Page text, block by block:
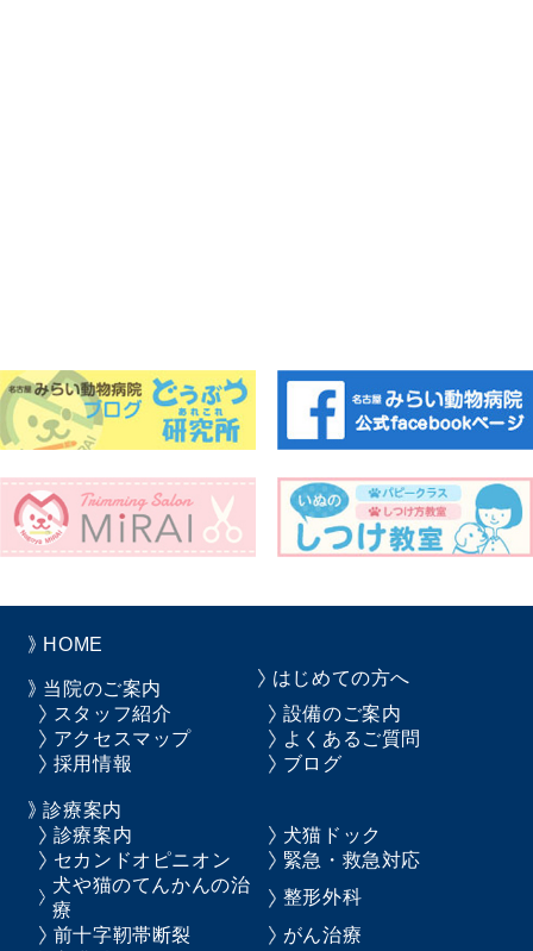
HOME
当院のご案内
はじめての方へ
スタッフ紹介
設備のご案内
アクセスマップ
よくあるご質問
採用情報
ブログ
診療案内
診療案内
犬猫ドック
セカンドオピニオン
緊急・救急対応
犬や猫のてんかんの治
療
整形外科
前十字靭帯断裂
がん治療